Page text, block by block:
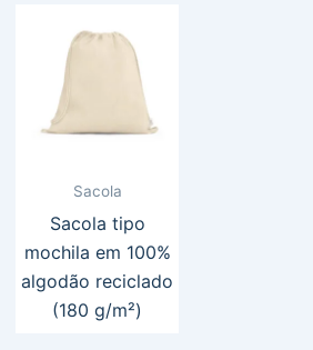
Sacola
Sacola tipo
mochila em 100%
algodão reciclado
(180 g/m²)